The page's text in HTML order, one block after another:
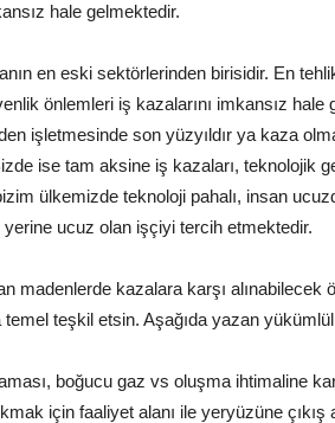
hale gelmektedir.
en eski sektörlerinden birisidir. En
önlemleri iş kazalarını imkansız
işletmesinde son yüzyıldır ya kaza
ise tam aksine iş kazaları, teknolojik
ülkemizde teknoloji pahalı, insan
ucuz olan işçiyi tercih etmektedir.
madenlerde kazalara karşı
temel teşkil etsin. Aşağıda yazan
boğucu gaz vs oluşma ihtimaline
için faaliyet alanı ile yeryüzüne